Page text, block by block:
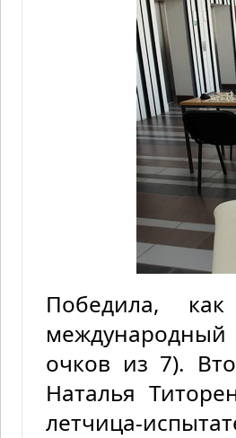
Победила,
очков из 7).
Наталья
летчица-